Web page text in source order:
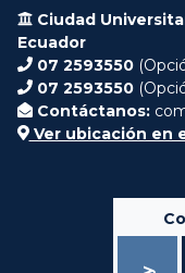
Ciudad
Ecuador
07 2593550
07 2593550
Contáctanos:
Ver ubicación en